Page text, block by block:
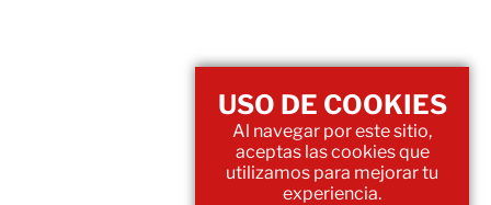
USO DE COOKIES
Al navegar por este sitio,
aceptas las cookies que
utilizamos para mejorar tu
experiencia.